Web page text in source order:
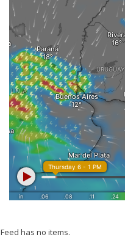
Feed has no items.